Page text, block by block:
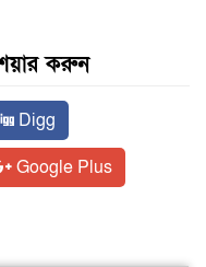
করুন
Digg
Google Plus